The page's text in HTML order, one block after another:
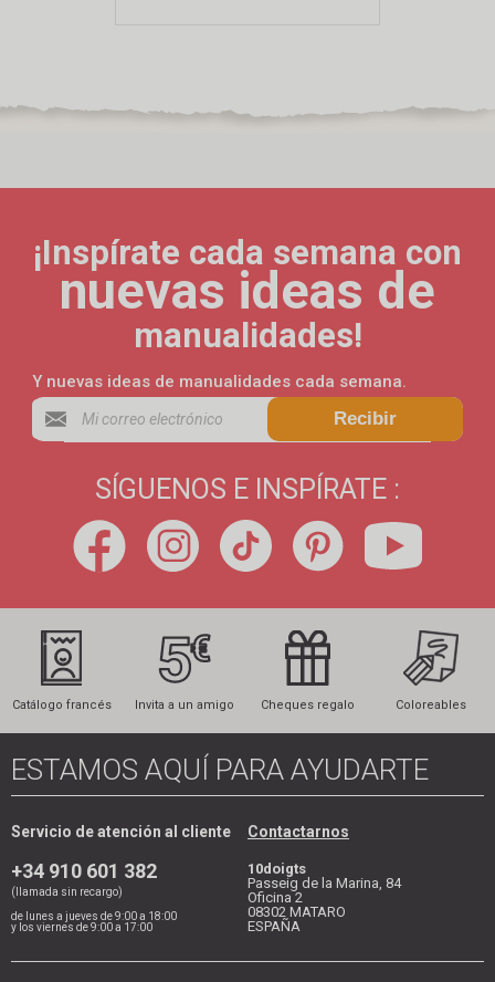
¡Inspírate cada semana con
nuevas ideas de
manualidades!
Y nuevas ideas de manualidades cada semana.
Recibir
SÍGUENOS E INSPÍRATE :
Catálogo francés Invita a un amigo Cheques regalo Coloreables
ESTAMOS AQUÍ PARA AYUDARTE
Servicio de atención al cliente
+34 910 601 382
(llamada sin recargo)
de lunes a jueves de 9:00 a 18:00
y los viernes de 9:00 a 17:00
Contactarnos
10doigts
Passeig de la Marina, 84
Oficina 2
08302 MATARO
ESPAÑA